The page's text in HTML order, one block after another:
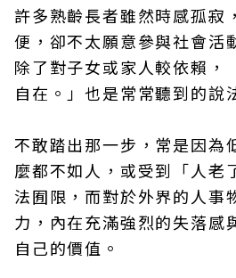
許多熟齡長者雖然時感孤寂
便，卻不太願意參與社會活
除了對子女或家人較依賴，
自在。」也是常常聽到的說
不敢踏出那一步，常是因為
麼都不如人，或受到「人老
法囿限，而對於外界的人事
力，內在充滿強烈的失落感
自己的價值。